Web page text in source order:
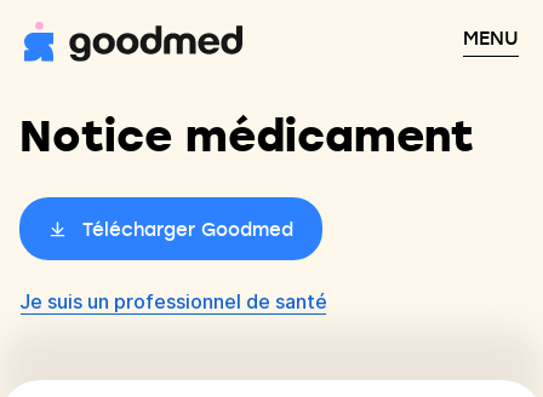
MENU
Notice médicament
Télécharger Goodmed
Je suis un professionnel de santé